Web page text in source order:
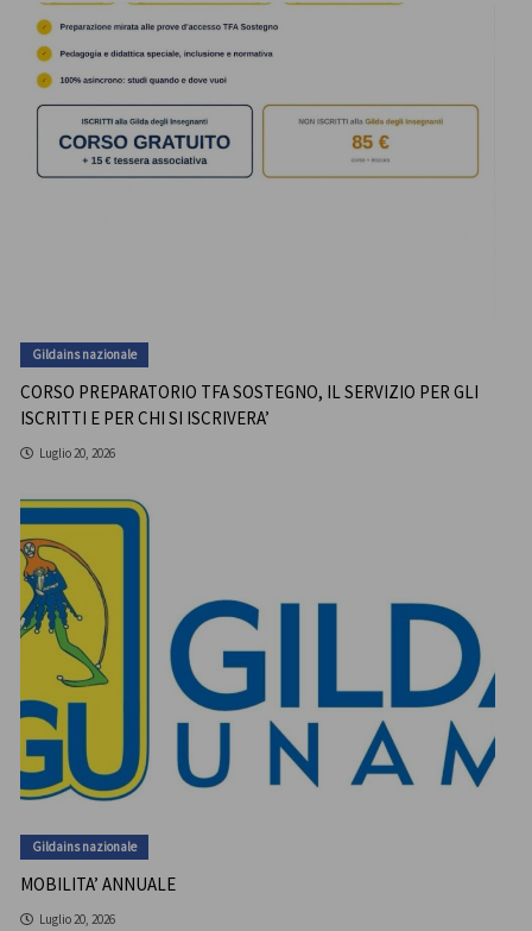
Gildains nazionale
CORSO PREPARATORIO TFA SOSTEGNO, IL SERVIZIO PER GLI
ISCRITTI E PER CHI SI ISCRIVERA’
Luglio 20, 2026
Gildains nazionale
MOBILITA’ ANNUALE
Luglio 20, 2026